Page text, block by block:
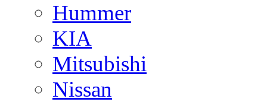
Hummer
KIA
Mitsubishi
Nissan